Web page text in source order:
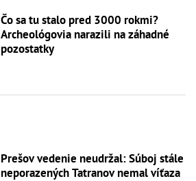
Čo sa tu stalo pred 3000 rokmi?
Archeológovia narazili na záhadné
pozostatky
Prešov vedenie neudržal: Súboj stále
neporazených Tatranov nemal víťaza